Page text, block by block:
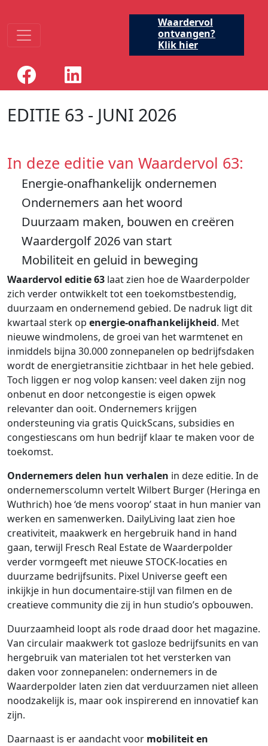
Waardervol
ontvangen?
Klik hier
EDITIE 63 - JUNI 2026
In deze editie van Waardervol 63:
Energie‑onafhankelijk ondernemen
Ondernemers aan het woord
Duurzaam maken, bouwen en creëren
Waardergolf 2026 van start
Mobiliteit en geluid in beweging
Waardervol editie 63 laat zien hoe de Waarderpolder
zich verder ontwikkelt tot een toekomstbestendig,
duurzaam en ondernemend gebied. De nadruk ligt dit
kwartaal sterk op energie‑onafhankelijkheid. Met
nieuwe windmolens, de groei van het warmtenet en
inmiddels bijna 30.000 zonnepanelen op bedrijfsdaken
wordt de energietransitie zichtbaar in het hele gebied.
Toch liggen er nog volop kansen: veel daken zijn nog
onbenut en door netcongestie is eigen opwek
relevanter dan ooit. Ondernemers krijgen
ondersteuning via gratis QuickScans, subsidies en
congestiescans om hun bedrijf klaar te maken voor de
toekomst.
Ondernemers delen hun verhalen in deze editie. In de
ondernemerscolumn vertelt Wilbert Burger (Heringa en
Wuthrich) hoe ‘de mens voorop’ staat in hun manier van
werken en samenwerken. DailyLiving laat zien hoe
creativiteit, maakwerk en hergebruik hand in hand
gaan, terwijl Fresch Real Estate de Waarderpolder
verder vormgeeft met nieuwe STOCK‑locaties en
duurzame bedrijfsunits. Pixel Universe geeft een
inkijkje in hun documentaire‑stijl van filmen en de
creatieve community die zij in hun studio’s opbouwen.
Duurzaamheid loopt als rode draad door het magazine.
Van circulair maakwerk tot gasloze bedrijfsunits en van
hergebruik van materialen tot het versterken van
daken voor zonnepanelen: ondernemers in de
Waarderpolder laten zien dat verduurzamen niet alleen
noodzakelijk is, maar ook inspirerend en innovatief kan
zijn.
Daarnaast is er aandacht voor mobiliteit en